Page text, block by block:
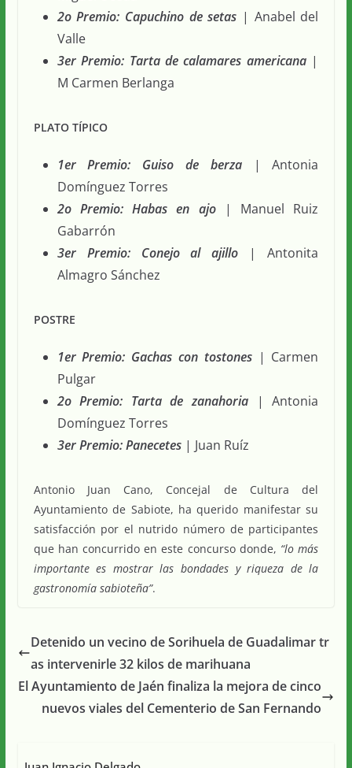
2o Premio: Capuchino de setas | Anabel del
Valle
3er Premio: Tarta de calamares americana|
M Carmen Berlanga
PLATO TÍPICO
1er Premio: Guiso de berza| Antonia
Domínguez Torres
2o Premio: Habas en ajo| Manuel Ruiz
Gabarrón
3er Premio: Conejo al ajillo | Antonita
Almagro Sánchez
POSTRE
1er Premio: Gachas con tostones| Carmen
Pulgar
2o Premio: Tarta de zanahoria | Antonia
Domínguez Torres
3er Premio: Panecetes| Juan Ruíz
Antonio Juan Cano, Concejal de Cultura del
Ayuntamiento de Sabiote, ha querido manifestar su
satisfacción por el nutrido número de participantes
que han concurrido en este concurso donde, “lo más
importante es mostrar las bondades y riqueza de la
gastronomía sabioteña”.
Detenido un vecino de Sorihuela de Guadalimar tr
as intervenirle 32 kilos de marihuana
El Ayuntamiento de Jaén finaliza la mejora de cinco
nuevos viales del Cementerio de San Fernando